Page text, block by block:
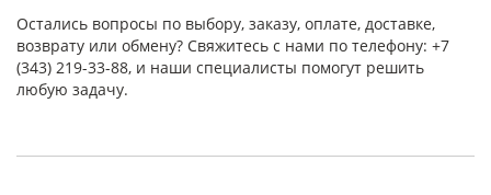
Остались вопросы по выбору, заказу, оплате, доставке,
возврату или обмену? Свяжитесь с нами по телефону: +7
(343) 219-33-88, и наши специалисты помогут решить
любую задачу.